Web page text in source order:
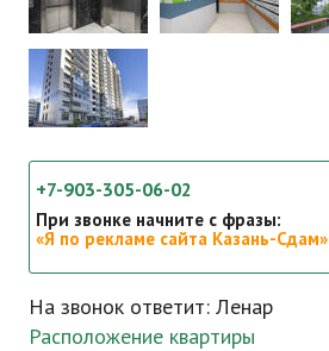
+7-903-305-06-02
При звонке начните с фразы:
«Я по рекламе сайта Казань-Сдам»
На звонок ответит: Ленар
Расположение квартиры